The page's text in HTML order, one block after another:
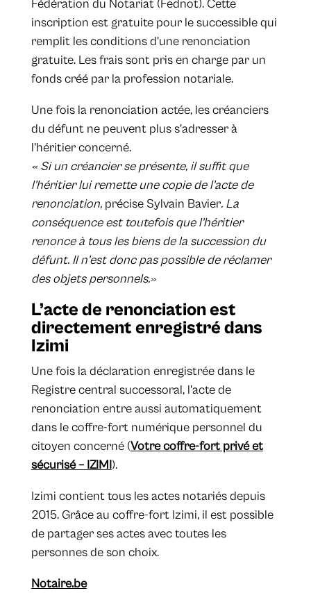
Fédération du Notariat (Fednot). Cette
inscription est gratuite pour le successible qui
remplit les conditions d'une renonciation
gratuite. Les frais sont pris en charge par un
fonds créé par la profession notariale.
Une fois la renonciation actée, les créanciers
du défunt ne peuvent plus s'adresser à
l'héritier concerné.
« Si un créancier se présente, il suffit que
l'héritier lui remette une copie de l'acte de
renonciation,précise Sylvain Bavier. La
conséquence est toutefois que l'héritier
renonce à tous les biens de la succession du
défunt. Il n'est donc pas possible de réclamer
des objets personnels.»
L’acte de renonciation est
directement enregistré dans
Izimi
Une fois la déclaration enregistrée dans le
Registre central successoral, l'acte de
renonciation entre aussi automatiquement
dans le coffre-fort numérique personnel du
citoyen concerné (Votre coffre-fort privé et
sécurisé – IZIMI).
Izimi contient tous les actes notariés depuis
2015. Grâce au coffre-fort Izimi, il est possible
de partager ses actes avec toutes les
personnes de son choix.
Notaire.be